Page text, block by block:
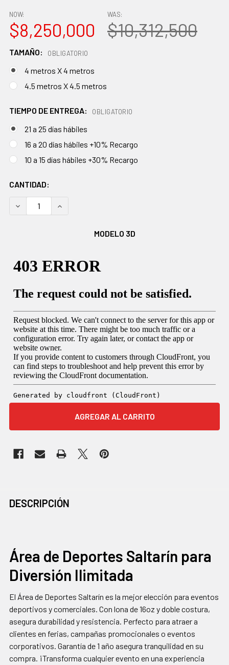
NOW:
$8,250,000
WAS:
$10,312,500
TAMAÑO: OBLIGATORIO
4 metros X 4 metros
4.5 metros X 4.5 metros
TIEMPO DE ENTREGA: OBLIGATORIO
21 a 25 días hábiles
16 a 20 días hábiles +10% Recargo
10 a 15 días hábiles +30% Recargo
EXISTENCIAS
ACTUALES:
CANTIDAD:
DISMINUIR CANTIDAD:AUMENTAR CANTIDAD:
MODELO 3D
JUNTOS
SELECCIONAR
TODO
AGREGAR
SELECCIONADOS
AL CARRITO
DESCRIPCIÓN
Área de Deportes Saltarín para
Diversión Ilimitada
El Área de Deportes Saltarín es la mejor elección para eventos
deportivos y comerciales. Con lona de 16oz y doble costura,
asegura durabilidad y resistencia. Perfecto para atraer a
clientes en ferias, campañas promocionales o eventos
corporativos. Garantía de 1 año asegura tranquilidad en su
compra. ¡Transforma cualquier evento en una experiencia